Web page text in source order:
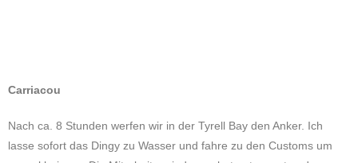
Carriacou
Nach ca. 8 Stunden werfen wir in der Tyrell Bay den Anker. Ich
lasse sofort das Dingy zu Wasser und fahre zu den Customs um